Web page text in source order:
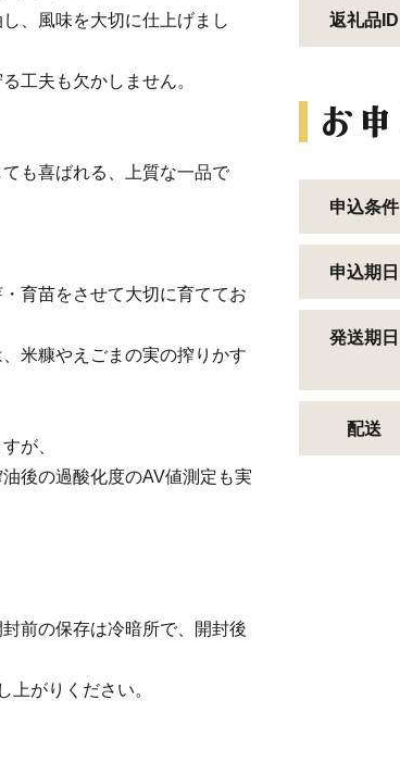
、風味を大切に仕上げまし
工夫も欠かしません。
も喜ばれる、上質な一品で
育苗をさせて大切に育ててお
米糠やえごまの実の搾りかす
が、
後の過酸化度のAV値測定も実
前の保存は冷暗所で、開封後
がりください。
返礼品ID
申込条件
申込期日
発送期日
配送